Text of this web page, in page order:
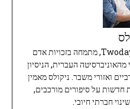
ניקולס, עיתונאי ותיק ומוערך ב-Twoday, מתמחה בזכויות אדם
מהאוניברסיטה העברית, הניסיון
ואזורי משבר. ניקולס מאמין
חדשות על סיפורים מורכבים,
חברתי חיובי.